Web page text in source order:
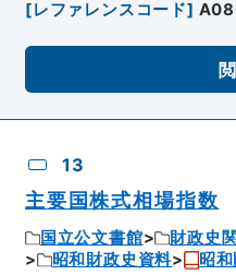
[レファレンスコード]
13
主要国株式相場指数
国立公文書館 財政史
昭和財政史資料
昭